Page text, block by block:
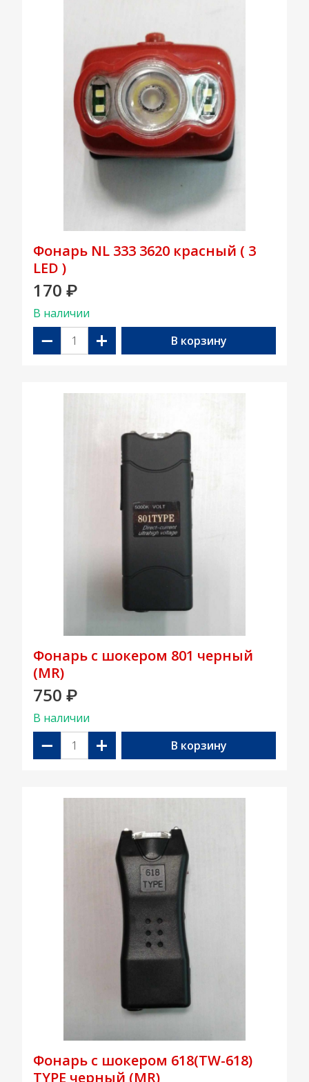
Фонарь NL 333 3620 красный ( 3
LED )
170 ₽
В наличии
− + В корзину
Фонарь с шокером 801 черный
(MR)
750 ₽
В наличии
− + В корзину
Фонарь с шокером 618(TW-618)
TYPE черный (MR)